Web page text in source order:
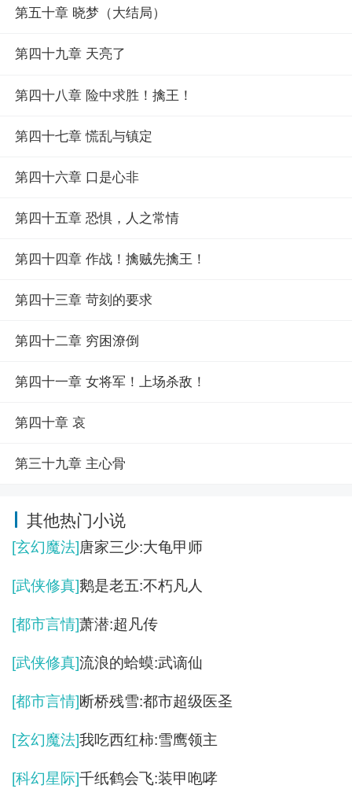
第五十章 晓梦（大结局）
第四十九章 天亮了
第四十八章 险中求胜！擒王！
第四十七章 慌乱与镇定
第四十六章 口是心非
第四十五章 恐惧，人之常情
第四十四章 作战！擒贼先擒王！
第四十三章 苛刻的要求
第四十二章 穷困潦倒
第四十一章 女将军！上场杀敌！
第四十章 哀
第三十九章 主心骨
其他热门小说
[玄幻魔法]唐家三少:大龟甲师
[武侠修真]鹅是老五:不朽凡人
[都市言情]萧潜:超凡传
[武侠修真]流浪的蛤蟆:武谪仙
[都市言情]断桥残雪:都市超级医圣
[玄幻魔法]我吃西红柿:雪鹰领主
[科幻星际]千纸鹤会飞:装甲咆哮